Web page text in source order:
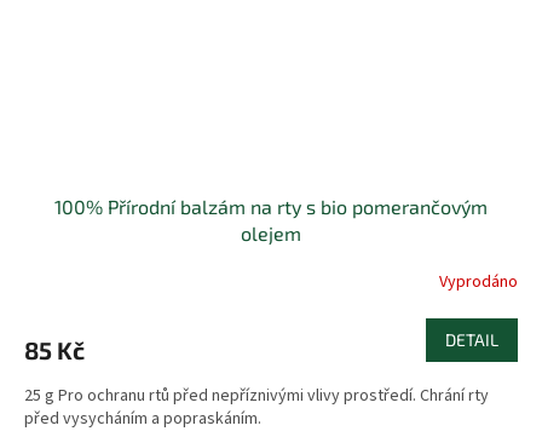
100% Přírodní balzám na rty s bio pomerančovým
olejem
Vyprodáno
85 Kč DETAIL
25 g Pro ochranu rtů před nepříznivými vlivy prostředí. Chrání rty
před vysycháním a popraskáním.